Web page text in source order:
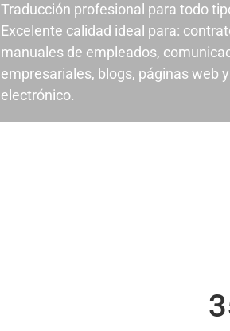
Traducción profesional para todo
Excelente calidad ideal para:
manuales de empleados,
empresariales, blogs, páginas web
electrónico.